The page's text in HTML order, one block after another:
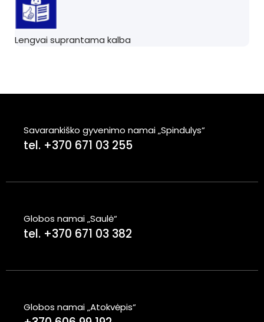
Lengvai suprantama kalba
Savarankiško gyvenimo namai „Spindulys“
tel. +370 671 03 255
Globos namai „Saulė“
tel. +370 671 03 382
Globos namai „Atokvėpis“